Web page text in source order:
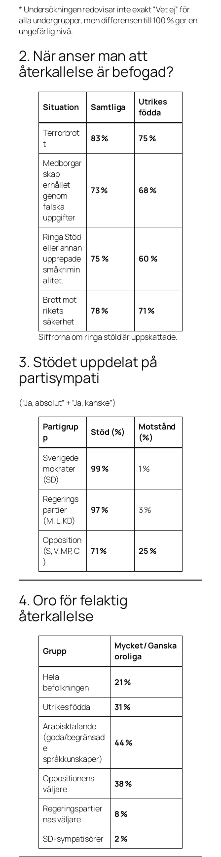
* Undersökningen redovisar inte exakt “Vet ej” för
alla undergrupper, men differensen till 100 % ger en
ungefärlig nivå.
2. När anser man att
återkallelse är befogad?
Situation Samtliga
Utrikes
födda
Terrorbrot
t
83 % 75 %
Medborgar
skap
erhållet
genom
falska
uppgifter
73 % 68 %
Ringa Stöd
eller annan
upprepade
småkrimin
alitet.
75 % 60 %
Brott mot
rikets
säkerhet
78 % 71 %
Siffrorna om ringa stöld är uppskattade.
3. Stödet uppdelat på
partisympati
(“Ja, absolut” + “Ja, kanske”)
Partigrup
p
Stöd (%)
Motstånd
(%)
Sverigede
mokrater
(SD)
99 % 1 %
Regerings
partier
(M, L, KD)
97 % 3 %
Opposition
(S, V, MP, C
)
71 % 25 %
4. Oro för felaktig
återkallelse
Grupp
Mycket / Ganska
oroliga
Hela
befolkningen
21 %
Utrikes födda
31 %
Arabisktalande
(goda/begränsad
e
språkkunskaper)
44 %
Oppositionens
väljare
38 %
Regeringspartier
nas väljare
8 %
SD‑sympatisörer 2 %